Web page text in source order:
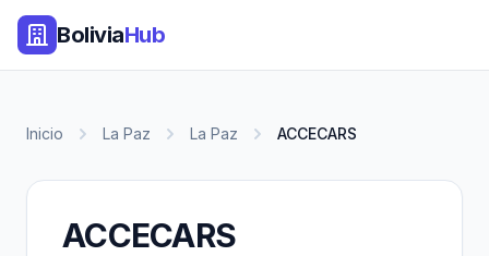
BoliviaHub
Inicio La Paz La Paz ACCECARS
ACCECARS